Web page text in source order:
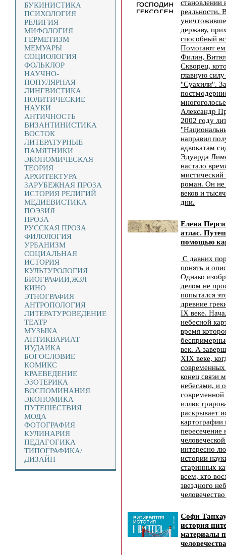
БУКИНИСТИКА
ПСИХОЛОГИЯ
РЕЛИГИЯ
МИФОЛОГИЯ
ГЕРМЕТИЗМ
МЕМУАРЫ
СОЦИОЛОГИЯ
ФОЛЬКЛОР
НАУЧНО-
ПОПУЛЯРНАЯ
ЛИНГВИСТИКА
ПОЛИТИЧЕСКИЕ
НАУКИ
АНТИЧНОСТЬ
ВИЗАНТИНИСТИКА
ВОСТОК
ЛИТЕРАТУРНЫЕ
ПАМЯТНИКИ
ЭКОНОМИЧЕСКАЯ
ТЕОРИЯ
АРХИТЕКТУРА
ЗАРУБЕЖНАЯ ПРОЗА
ИСТОРИЯ РЕЛИГИЙ
МЕДИЕВИСТИКА
ПОЭЗИЯ
ПРОЗА
РУССКАЯ ПРОЗА
ФИЛОЛОГИЯ
УРБАНИЗМ
СОЦИАЛЬНАЯ
ИСТОРИЯ
КУЛЬТУРОЛОГИЯ
БИОГРАФИИ,ЖЗЛ
КИНО
ЭТНОГРАФИЯ
АНТРОПОЛОГИЯ
ЛИТЕРАТУРОВЕДЕНИЕ
ТЕАТР
МУЗЫКА
АНТИКВАРИАТ
ИУДАИКА
БОГОСЛОВИЕ
КОМИКС
КРАЕВЕДЕНИЕ
ЭЗОТЕРИКА
ВОСПОМИНАНИЯ
ЭКОНОМИКА
ПУТЕШЕСТВИЯ
МОДА
ФОТОГРАФИЯ
КУЛИНАРИЯ
ПЕДАГОГИКА
ТИПОГРАФИКА/
ДИЗАЙН
становлении
реальности.
державу,
способный
Помогают
Филин,
Скворец,
главную
"Суахили".
Александр
2002 году
направил
адвокатам
Эдуарда
настало
мистический
роман. Он не
веков и
дни.
Елена
атлас.
помощью
С давних
понять и
Однако
делом не
попытался
древние
IX веке.
небесной
время
век. А
XIX веке,
современных
конец связи
небесами, и
современной
раскрывает
картографии
пересечение
интересно
истории
старинных
всем, кто
звездного
Софи
история
материалы